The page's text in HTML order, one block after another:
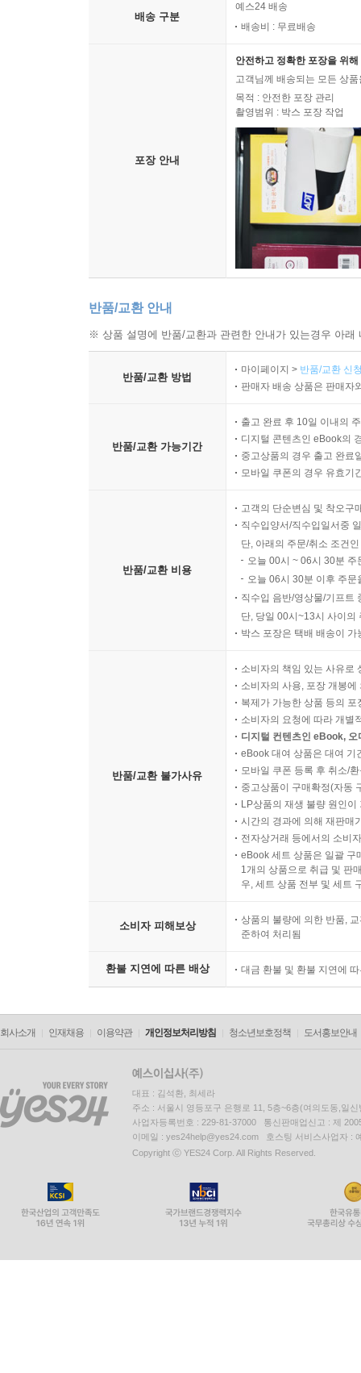
배송 구분
예스24 배송
배송비 : 무료배송
포장 안내
안전하고 정확한 포장을 위
고객님께 배송되는 모든 상
목적 : 안전한 포장 관리
촬영범위 : 박스 포장 작업
반품/교환 안내
※ 상품 설명에 반품/교환과 관련한 안내가 있는경우 아
반품/교환 방법
마이페이지 > 반품/교환 신
판매자 배송 상품은 판매자
반품/교환 가능기간
출고 완료 후 10일 이내의
디지털 콘텐츠인 eBook의
중고상품의 경우 출고 완료
모바일 쿠폰의 경우 유효기
반품/교환 비용
고객의 단순변심 및 착오구
직수입양서/직수입일서중
단, 아래의 주문/취소 조건
오늘 00시 ~ 06시 30분
오늘 06시 30분 이후 주
직수입 음반/영상물/기프트
단, 당일 00시~13시 사이의
박스 포장은 택배 배송이
반품/교환 불가사유
소비자의 책임 있는 사유로
소비자의 사용, 포장 개봉
복제가 가능한 상품 등의
소비자의 요청에 따라 개별
디지털 컨텐츠인 eBook,
eBook 대여 상품은 대여 기
모바일 쿠폰 등록 후 취소/
중고상품이 구매확정(자동
LP상품의 재생 불량 원인
시간의 경과에 의해 재판매
전자상거래 등에서의 소비
eBook 세트 상품은 일괄 구
1개의 상품으로 취급 및 판
우, 세트 상품 전부 및 세트
소비자 피해보상
상품의 불량에 의한 반품,
준하여 처리됨
환불 지연에 따른 배상 대금 환불 및 환불 지연에
회사소개 인재채용 이용약관 개인정보처리방침 청소년보호정책 도서홍보안내
대표 : 김석환, 최세라
주소 : 서울시 영등포구 은행로 11, 5층~6층(여의도동,일신
사업자등록번호 : 229-81-37000 통신판매업신고 : 제
이메일 : yes24help@yes24.com 호스팅 서비스사업자 :
Copyright ⓒ YES24 Corp. All Rights Reserved.